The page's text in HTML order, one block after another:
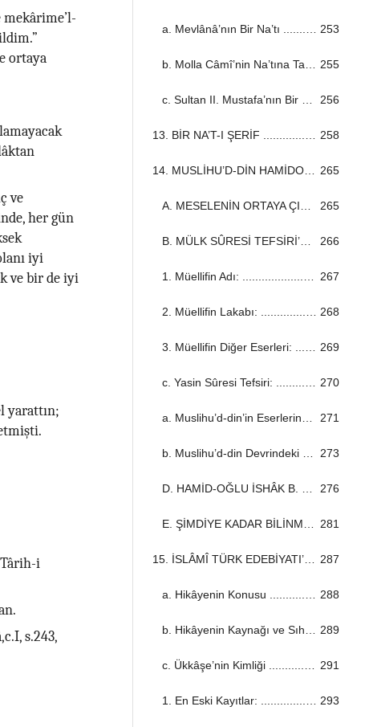
253
255
256
258
265
265
266
267
268
269
270
271
273
276
281
287
288
289
291
293
ortaya
ve
her gün
iyi
ve bir de iyi
yarattın;
i
s.243,